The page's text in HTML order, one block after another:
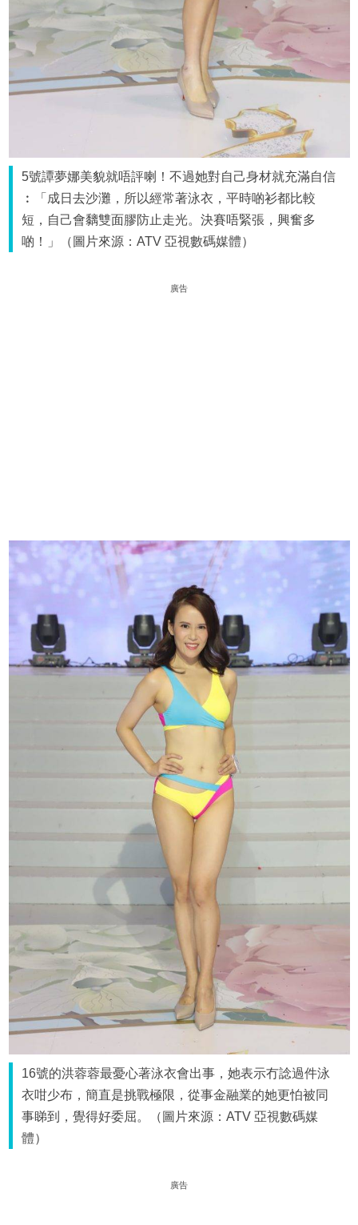
5號譚夢娜美貌就唔評喇！不過她對自己身材就充滿自信
︰「成日去沙灘，所以經常著泳衣，平時啲衫都比較
短，自己會黐雙面膠防止走光。決賽唔緊張，興奮多
啲！」（圖片來源：ATV 亞視數碼媒體）
廣告
16號的洪蓉蓉最憂心著泳衣會出事，她表示冇諗過件泳
衣咁少布，簡直是挑戰極限，從事金融業的她更怕被同
事睇到，覺得好委屈。（圖片來源：ATV 亞視數碼媒
體）
廣告